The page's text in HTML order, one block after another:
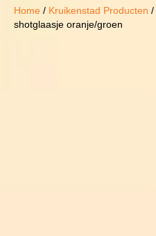
Home / Kruikenstad Producten /
shotglaasje oranje/groen